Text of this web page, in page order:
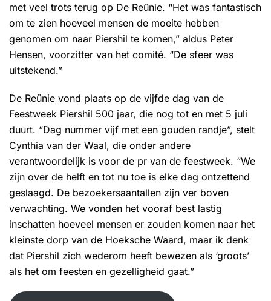
met veel trots terug op De Reünie. “Het was fantastisch
om te zien hoeveel mensen de moeite hebben
genomen om naar Piershil te komen,” aldus Peter
Hensen, voorzitter van het comité. “De sfeer was
uitstekend.”
De Reünie vond plaats op de vijfde dag van de
Feestweek Piershil 500 jaar, die nog tot en met 5 juli
duurt. “Dag nummer vijf met een gouden randje”, stelt
Cynthia van der Waal, die onder andere
verantwoordelijk is voor de pr van de feestweek. “We
zijn over de helft en tot nu toe is elke dag ontzettend
geslaagd. De bezoekersaantallen zijn ver boven
verwachting. We vonden het vooraf best lastig
inschatten hoeveel mensen er zouden komen naar het
kleinste dorp van de Hoeksche Waard, maar ik denk
dat Piershil zich wederom heeft bewezen als ‘groots’
als het om feesten en gezelligheid gaat.”